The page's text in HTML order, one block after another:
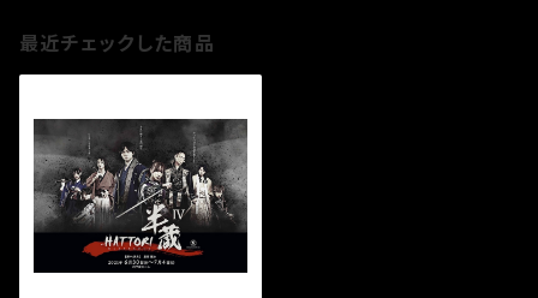
最近チェックした商品